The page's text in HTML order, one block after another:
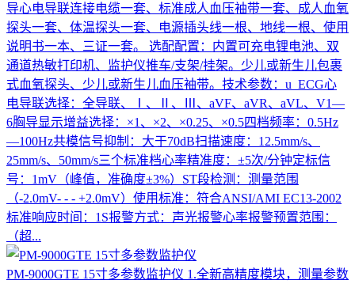
导心电导联连接电缆一套、标准成人血压袖带一套、成人血氧
探头一套、体温探头一套、电源插头线一根、地线一根、使用
说明书一本、三证一套。 选配配置：内置可充电锂电池、双
通道热敏打印机、监护仪推车/支架/挂架。少儿或新生儿包裹
式血氧探头、少儿或新生儿血压袖带。技术参数：u ECG心
电导联选择：全导联、Ⅰ、Ⅱ、Ⅲ、aVF、aVR、aVL、V1—
6胸导显示增益选择：×1、×2、×0.25、×0.5四档频率：0.5Hz
—100Hz共模信号抑制：大于70dB扫描速度：12.5mm/s、
25mm/s、50mm/s三个标准档心率精准度：±5次/分钟定标信
号：1mV（峰值，准确度±3%）ST段检测：测量范围
（-2.0mV- - - +2.0mV）使用标准：符合ANSI/AMI EC13-2002
标准响应时间：1S报警方式：声光报警心率报警预置范围：
（超...
PM-9000GTE 15寸多参数监护仪 1.全新高精度模块，测量参数